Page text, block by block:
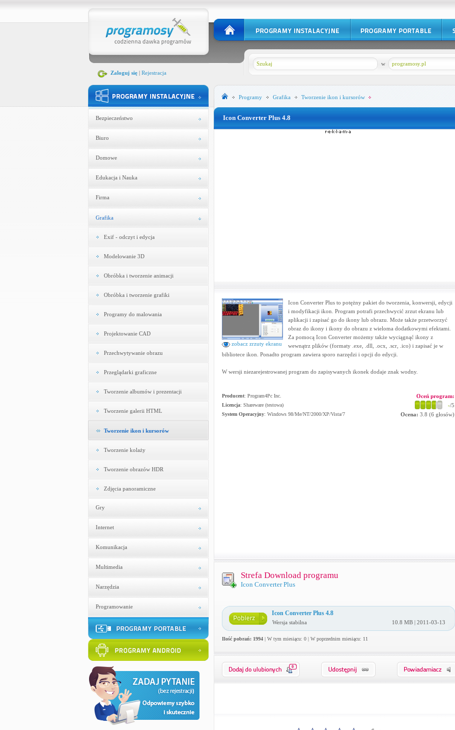
Zaloguj się| Rejestracja
programosy.pl
w
Bezpieczeństwo
Biuro
Domowe
Edukacja i Nauka
Firma
Grafika
Exif - odczyt i edycja
Modelowanie 3D
Obróbka i tworzenie animacji
Obróbka i tworzenie grafiki
Programy do malowania
Projektowanie CAD
Przechwytywanie obrazu
Przeglądarki graficzne
Tworzenie albumów i prezentacji
Tworzenie galerii HTML
Tworzenie ikon i kursorów
Tworzenie kolaży
Tworzenie obrazów HDR
Zdjęcia panoramiczne
Gry
Internet
Komunikacja
Multimedia
Narzędzia
Programowanie
Programy Grafika Tworzenie ikon i kursorów
Icon Converter Plus 4.8
zobacz zrzuty ekranu
Icon Converter Plus to potężny pakiet do tworzenia, konwersji, edycji
i modyfikacji ikon. Program potrafi przechwycić zrzut ekranu lub
aplikacji i zapisać go do ikony lub obrazu. Może także przetworzyć
obraz do ikony i ikony do obrazu z wieloma dodatkowymi efektami.
Za pomocą Icon Converter możemy także wyciągnąć ikony z
wewnątrz plików (formaty .exe, .dll, .ocx, .scr, .ico) i zapisać je w
bibliotece ikon. Ponadto program zawiera sporo narzędzi i opcji do edycji.
W wersji niezarejestrowanej program do zapisywanych ikonek dodaje znak wodny.
Producent: Program4Pc Inc.
Licencja: Shareware (testowa)
System Operacyjny: Windows 98/Me/NT/2000/XP/Vista/7
Oceń program:
-/5
Ocena: 3.8 (6 głosów)
Strefa Download programu
Icon Converter Plus
Icon Converter Plus 4.8
Wersja stabilna 10.8 MB | 2011-03-13
Ilość pobrań: 1994| W tym miesiącu: 0 | W poprzednim miesiącu: 11
0